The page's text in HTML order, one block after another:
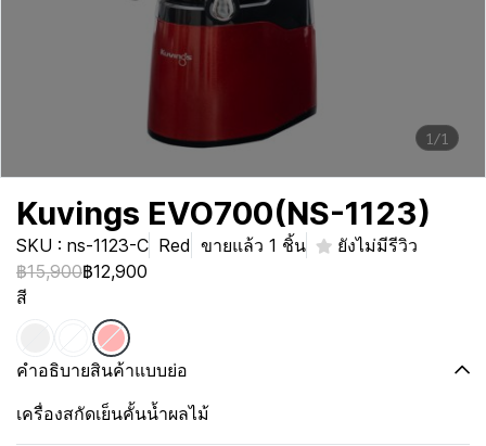
1/1
Kuvings EVO700(NS-1123)
SKU : ns-1123-C Red ขายแล้ว 1 ชิ้น
ยังไม่มีรีวิว
฿15,900฿12,900
สี
คำอธิบายสินค้าแบบย่อ
เครื่องสกัดเย็นคั้นน้ำผลไม้